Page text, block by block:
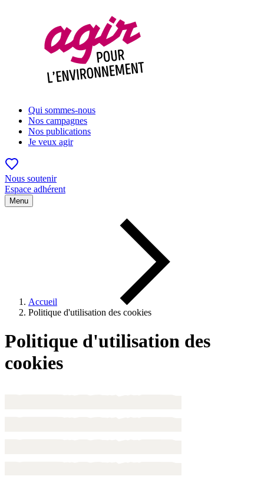
Qui sommes-nous
Nos campagnes
Nos publications
Je veux agir
Nous soutenir
Espace adhérent
Menu
Accueil
Politique d'utilisation des cookies
Politique d'utilisation des
cookies